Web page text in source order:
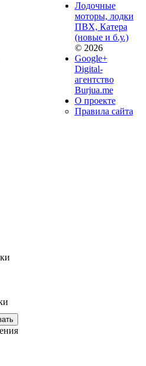
Лодочные
моторы, лодки
ПВХ, Катера
(новые и б.у.)
© 2026
Google+
Digital-
агентство
Burjua.me
О проекте
Правила сайта